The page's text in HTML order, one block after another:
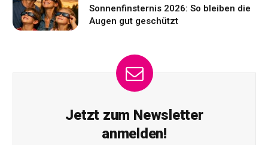
Sonnenfinsternis 2026: So bleiben die
Augen gut geschützt
Jetzt zum Newsletter
anmelden!